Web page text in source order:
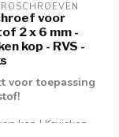
voor
2 x 6 mm -
kop - RVS -
voor toepassing
kop | Kruiskop- »